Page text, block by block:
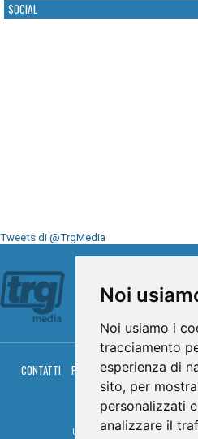
Noi
Noi usiamo i
tracciamento
esperienza di
sito, per
personalizzati
analizzare il
SOCIAL
Tweets di @TrgMedia
CONTATTI PRIVACY COOKIES
RGM
© TRG Media
Umbria Televisioni s.r.l. -